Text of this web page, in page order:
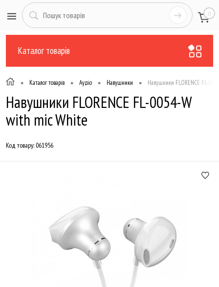
0
Каталог товарів
• Каталог товарів • Аудіо • Навушники • Навушники FLORENCE FL-
Навушники FLORENCE FL-0054-W
with mic White
Код товару:061956